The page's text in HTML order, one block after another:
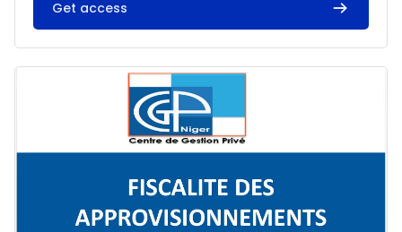
Get access
Image du cours FISCALITE DES APPROVISIONNEMENTS